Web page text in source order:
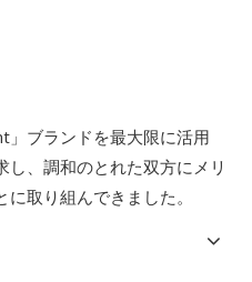
ブランドを最大限に活用
し、調和のとれた双方にメリ
取り組んできました。